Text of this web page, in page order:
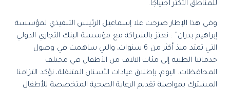
للمناطق الأكثر احتياجًا.
وفي هذا الإطار صرحت علا إسماعيل الرئيس التنفيذي لمؤسسة
إبراهيم بدران” : نعتز بالشراكة مع مؤسسة البنك التجاري الدولي
التي تمتد منذ أكثر من 6 سنوات، والتي ساهمت في وصول
خدماتنا الطبية إلى مئات الآلاف من الأطفال في مختلف
المحافظات. اليوم، بإطلاق عيادات الأسنان المتنقلة، نؤكد التزامنا
المشترك بمواصلة تقديم الرعاية الصحية المتخصصة للأطفال